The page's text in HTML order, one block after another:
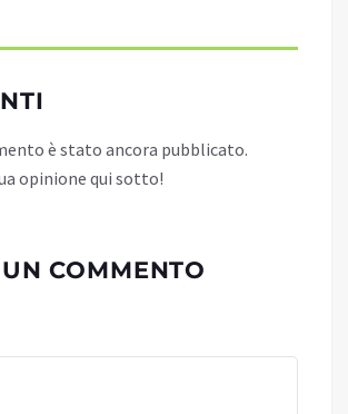
è stato ancora pubblicato.
opinione qui sotto!
COMMENTO